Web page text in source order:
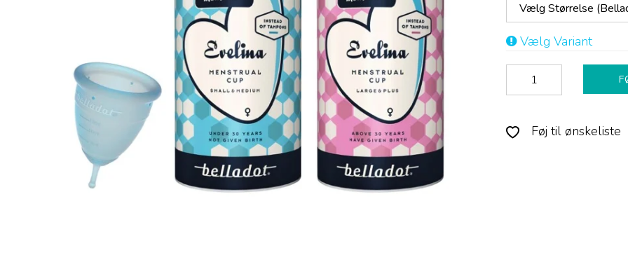
Vælg Størrelse
Vælg Variant
Føj til ønskeliste